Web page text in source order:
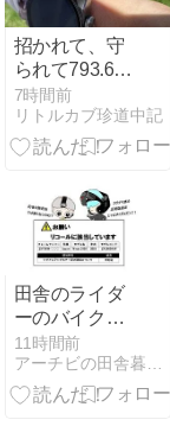
招かれて、守
られて793.6ｋ
ｍ
7時間前
リトルカブ珍道中記
田舎のライダ
ーのバイクリ
コールでの苦
労話 Kawasaki
Ninja1000
11時間前